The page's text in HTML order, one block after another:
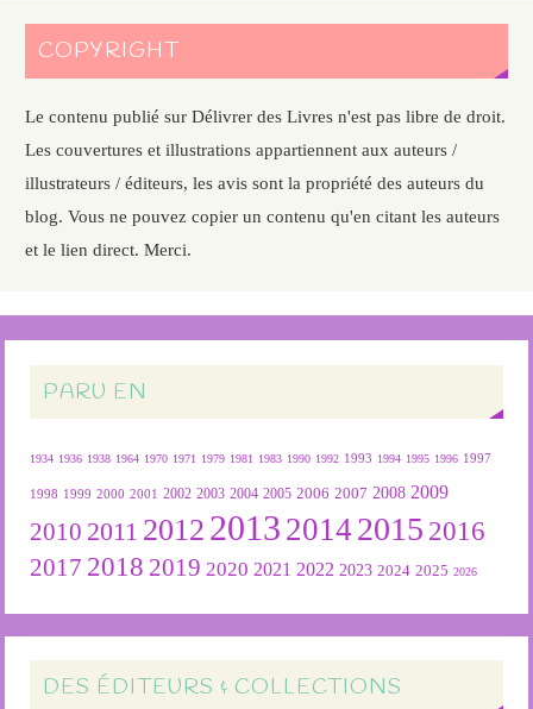
COPYRIGHT
Le contenu publié sur Délivrer des Livres n'est pas libre de droit.
Les couvertures et illustrations appartiennent aux auteurs /
illustrateurs / éditeurs, les avis sont la propriété des auteurs du
blog. Vous ne pouvez copier un contenu qu'en citant les auteurs
et le lien direct. Merci.
PARU EN
1934 1936 1938 1964 1970 1971 1979 1981 1983 1990 1992 1993 1994 1995 1996 1997
1998 1999 2000 2001 2002 2003 2004 2005 2006 2007 2008 2009
2010 2011 2012 2013 2014 2015 2016
2017 2018 2019 2020 2021 2022 2023 2024 2025 2026
DES ÉDITEURS & COLLECTIONS